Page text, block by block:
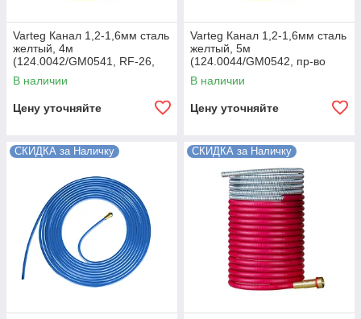
Varteg Канал 1,2-1,6мм сталь
желтый, 4м
(124.0042/GM0541, RF-26,
пр-во FoxWeld/КНР)
В наличии
Цену уточняйте
Varteg Канал 1,2-1,6мм сталь
желтый, 5м
(124.0044/GM0542, пр-во
FoxWeld/КНР)
В наличии
Цену уточняйте
СКИДКА за Наличку СКИДКА за Наличку